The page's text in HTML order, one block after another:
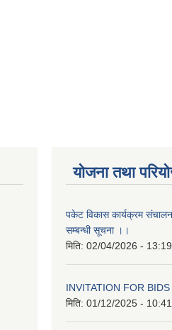
योजना तथा
पकेट विकास कार्यक्रम
सम्बन्धी सूचना ।।
मिति: 02/04/2026 - 13:19
INVITATION FOR BIDS
मिति: 01/12/2025 - 10:41